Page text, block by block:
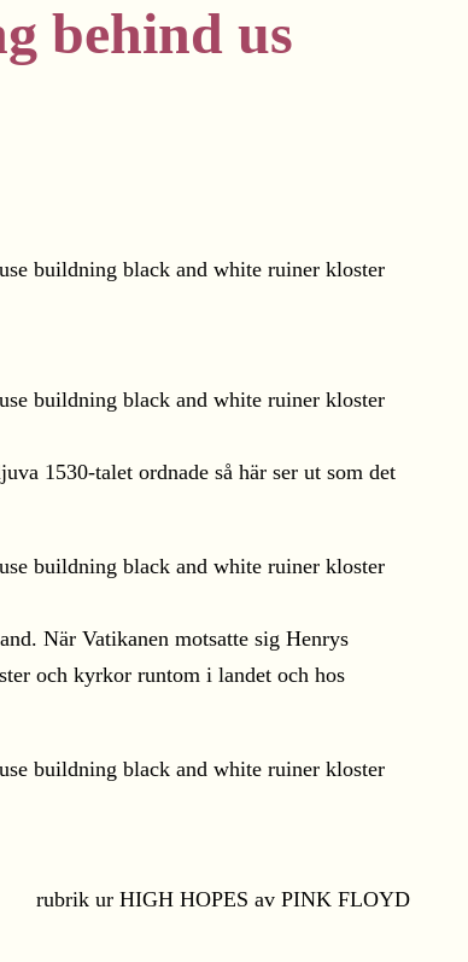
behind us
1530-talet ordnade så här ser ut som det
När Vatikanen motsatte sig Henrys
och kyrkor runtom i landet och hos
rubrik ur HIGH HOPES av PINK FLOYD